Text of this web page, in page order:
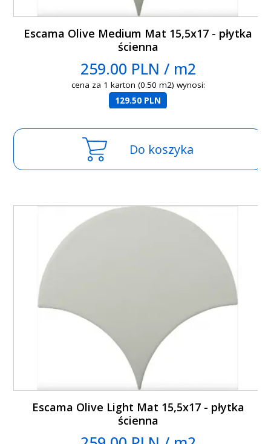
Escama Olive Medium Mat 15,5x17 - płytka
ścienna
259.00 PLN / m2
cena za 1 karton (0.50 m2) wynosi:
129.50 PLN
Do koszyka
Escama Olive Light Mat 15,5x17 - płytka
ścienna